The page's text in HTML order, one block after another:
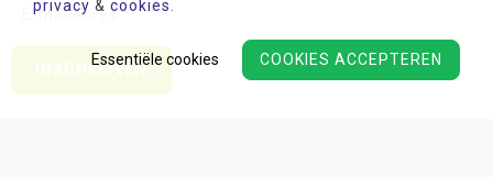
privacy & cookies
COOKIES ACCEPTEREN
Essentiële cookies